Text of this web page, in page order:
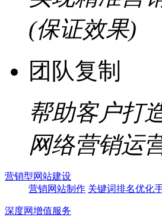
(保证效果)
团队复制
帮助客户打
网络营销运
营销型网站建设
营销网站制作 关键词排名优化
深度网增值服务